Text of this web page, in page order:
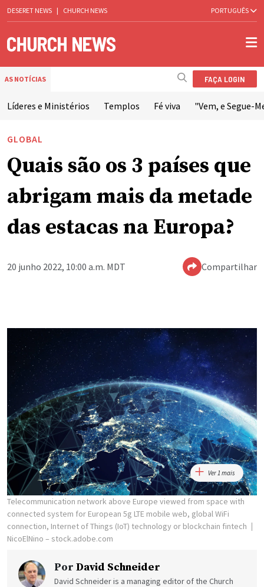
DESERET NEWS | CHURCH NEWS PORTUGUÊS
AS NOTÍCIAS FAÇA LOGIN
Líderes e Ministérios Templos Fé viva "Vem, e Segue-
GLOBAL
Quais são os 3 países que
abrigam mais da metade
das estacas na Europa?
20 junho 2022, 10:00 a.m. MDT Compartilhar
Ver 1 mais
Telecommunication network above Europe viewed from space with
connected system for European 5g LTE mobile web, global WiFi
connection, Internet of Things (IoT) technology or blockchain fintech
NicoElNino – stock.adobe.com
Por David Schneider
David Schneider is a managing editor of the Church